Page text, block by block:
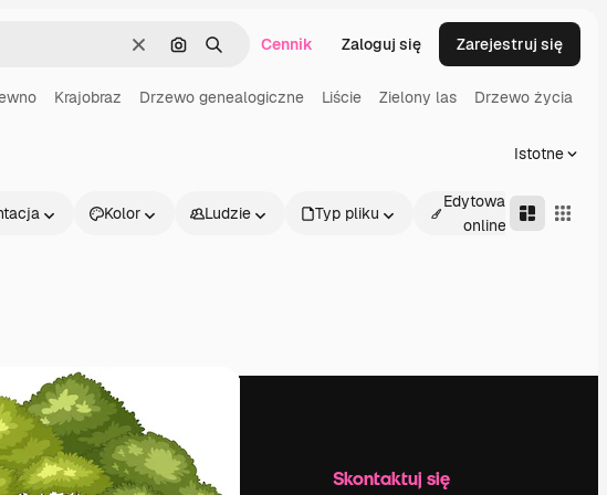
WyczyśćSzukaj według obrazu
SzukajCennik Zaloguj się Zarejestruj się
Krajobraz Drzewo genealogiczne Liście Zielony las Drzewo życia
Istotne
Kolor Ludzie Typ pliku
Edytowalne
online
Firma Skontaktuj się